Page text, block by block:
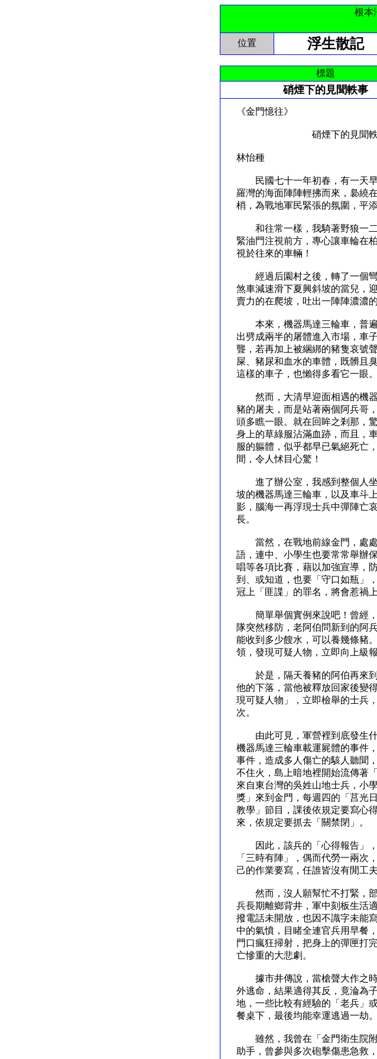
根本
位置
浮生散記
標題
硝煙下的見聞軼事
《金門憶往》
硝煙下的見聞軼
林怡種
民國七十一年初春，有一天早
羅灣的海面陣陣輕拂而來，裊繞
梢，為戰地軍民緊張的氛圍，平
和往常一樣，我騎著野狼一二
緊油門注視前方，專心讓車輪在
視於往來的車輛！
經過后園村之後，轉了一個彎
煞車減速滑下夏興斜坡的當兒，
賣力的在爬坡，吐出一陣陣濃濃的
本來，機器馬達三輪車，普遍
出劈成兩半的屠體進入市場，車
聾，若再加上被綑綁的豬隻哀號
屎、豬尿和血水的車體，既髒且
這樣的車子，也懶得多看它一
然而，大清早迎面相遇的機器
豬的屠夫，而是站著兩個阿兵哥
頭多瞧一眼。就在回眸之剎那，
身上的草綠服沾滿血跡，而且，
服的軀體，似乎都早已氣絕死亡
間，令人怵目心驚！
進了辦公室，我感到整個人坐
坡的機器馬達三輪車，以及車斗
影，腦海一再浮現士兵中彈陣亡
長。
當然，在戰地前線金門，處處
語，連中、小學生也要常常舉辦
唱等各項比賽，藉以加強宣導，
到、或知道，也要「守口如瓶」
冠上「匪諜」的罪名，將會惹禍上
簡單舉個實例來說吧！曾經，
隊突然移防，老阿伯問新到的阿
能收到多少餿水，可以養幾條豬
領，發現可疑人物，立即向上級
於是，隔天養豬的阿伯再來到
他的下落，當他被釋放回家後變
現可疑人物」，立即檢舉的士兵
次。
由此可見，軍營裡到底發生什
機器馬達三輪車載運屍體的事件
事件，造成多人傷亡的駭人聽聞
不住火，島上暗地裡開始流傳著
來自東台灣的吳姓山地士兵，小
獎」來到金門，每週四的「莒光
教學」節目，課後依規定要寫心
來，依規定要抓去「關禁閉」。
因此，該兵的「心得報告」，
「三時有陣」，偶而代勞一兩次
己的作業要寫，任誰皆沒有閒工夫
然而，沒人願幫忙不打緊，部
兵長期離鄉背井，軍中刻板生活
撥電話未開放，也因不識字未能
中的氣憤，目睹全連官兵用早餐
門口瘋狂掃射，把身上的彈匣打
亡慘重的大悲劇。
據市井傳說，當槍聲大作之時
外逃命，結果適得其反，竟淪為
地，一些比較有經驗的「老兵」
餐桌下，最後均能幸運逃過一
雖然，我曾在「金門衛生院附
助手，曾參與多次砲擊傷患急救